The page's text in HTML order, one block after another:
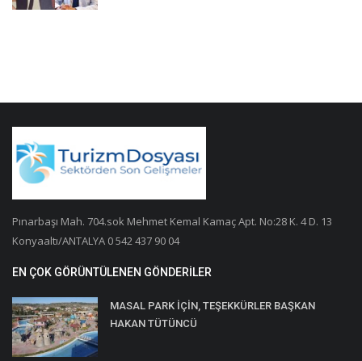
Pınarbaşı Mah. 704.sok Mehmet Kemal Kamaç Apt. No:28 K. 4 D. 13
Konyaaltı/ANTALYA 0 542 437 90 04
EN ÇOK GÖRÜNTÜLENEN GÖNDERILER
MASAL PARK İÇİN, TEŞEKKÜRLER BAŞKAN
HAKAN TÜTÜNCÜ